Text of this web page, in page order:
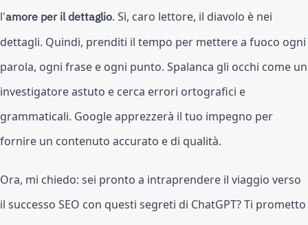
l'amore per il dettaglio. Sì, caro lettore, il diavolo è nei
dettagli. Quindi, prenditi il tempo per mettere a fuoco ogni
parola, ogni frase e ogni punto. Spalanca gli occhi come un
investigatore astuto e cerca errori ortografici e
grammaticali. Google apprezzerà il tuo impegno per
fornire un contenuto accurato e di qualità.
Ora, mi chiedo: sei pronto a intraprendere il viaggio verso
il successo SEO con questi segreti di ChatGPT? Ti prometto